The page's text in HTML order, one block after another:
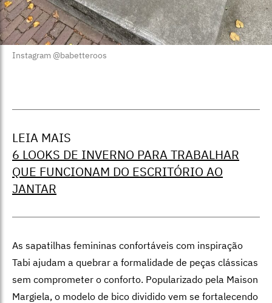
Instagram @babetteroos
LEIA MAIS
6 LOOKS DE INVERNO PARA TRABALHAR
QUE FUNCIONAM DO ESCRITÓRIO AO
JANTAR
As sapatilhas femininas confortáveis com inspiração
Tabi ajudam a quebrar a formalidade de peças clássicas
sem comprometer o conforto. Popularizado pela Maison
Margiela, o modelo de bico dividido vem se fortalecendo